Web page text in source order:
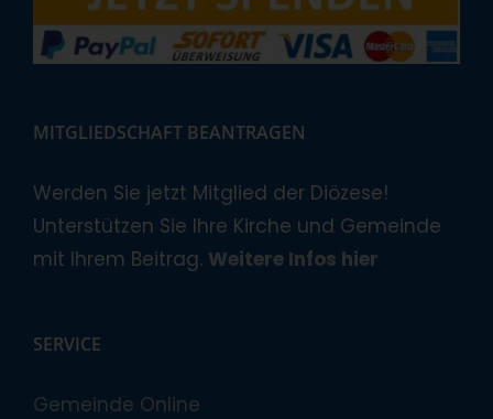
MITGLIEDSCHAFT BEANTRAGEN
Werden Sie jetzt Mitglied der Diözese!
Unterstützen Sie Ihre Kirche und Gemeinde
mit Ihrem Beitrag. Weitere Infos hier
SERVICE
Gemeinde Online